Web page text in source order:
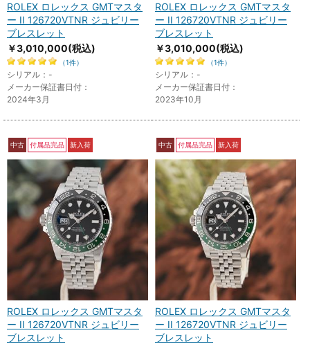
ROLEX ロレックス GMTマスタ
ー II 126720VTNR ジュビリー
ブレスレット
￥3,010,000(税込)
（1件）
シリアル：-
メーカー保証書日付：
2024年3月
ROLEX ロレックス GMTマスタ
ー II 126720VTNR ジュビリー
ブレスレット
￥3,010,000(税込)
（1件）
シリアル：-
メーカー保証書日付：
2023年10月
中古 付属品完品 新入荷
ROLEX ロレックス GMTマスタ
ー II 126720VTNR ジュビリー
ブレスレット
中古 付属品完品 新入荷
ROLEX ロレックス GMTマスタ
ー II 126720VTNR ジュビリー
ブレスレット